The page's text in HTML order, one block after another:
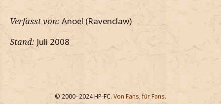
Verfasst von:Anoel (Ravenclaw)
Stand: Juli 2008
© 2000–2024 HP-FC. Von Fans, für Fans.